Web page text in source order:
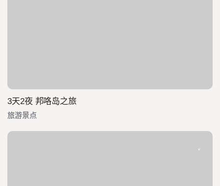
3天2夜 邦咯岛之旅
旅游景点